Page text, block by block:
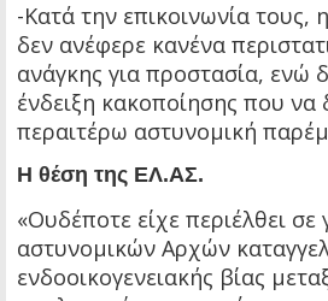
-Κατά την επικοινωνία τους,
δεν ανέφερε κανένα
ανάγκης για προστασία, ενώ
ένδειξη κακοποίησης που να
περαιτέρω αστυνομική
Η θέση της ΕΛ.ΑΣ.
«Ουδέποτε είχε περιέλθει
αστυνομικών Αρχών
ενδοοικογενειακής βίας